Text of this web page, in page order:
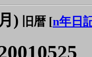
) 旧暦 [n年日